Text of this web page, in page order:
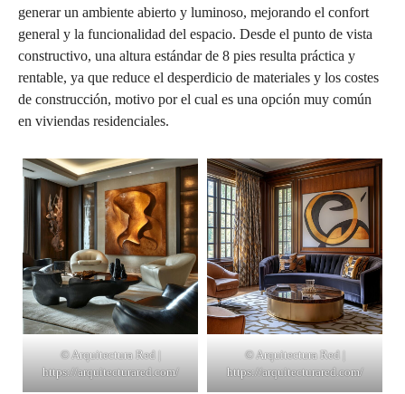
generar un ambiente abierto y luminoso, mejorando el confort
general y la funcionalidad del espacio. Desde el punto de vista
constructivo, una altura estándar de 8 pies resulta práctica y
rentable, ya que reduce el desperdicio de materiales y los costes
de construcción, motivo por el cual es una opción muy común
en viviendas residenciales.
© Arquitectura Red |
https://arquitecturared.com/
© Arquitectura Red |
https://arquitecturared.com/